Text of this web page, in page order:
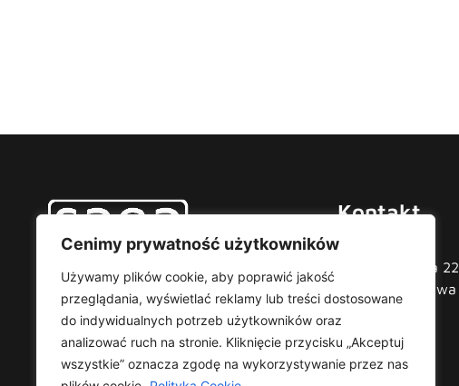
Cenimy prywatność użytkowników
Używamy plików cookie, aby poprawić jakość
przeglądania, wyświetlać reklamy lub treści dostosowane
do indywidualnych potrzeb użytkowników oraz
analizować ruch na stronie. Kliknięcie przycisku „Akceptuj
wszystkie” oznacza zgodę na wykorzystywanie przez nas
Kontakt
Saga TP
ul. Augustówka 22
02-981 Warszawa